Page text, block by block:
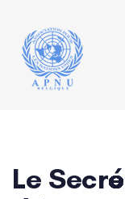
content
Le